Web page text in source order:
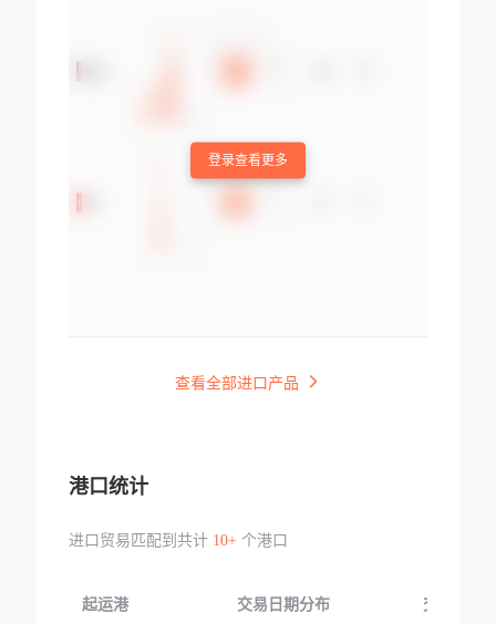
登录查看更多
查看全部进口产品
港口统计
进口贸易匹配到共计 10+个港口
起运港 交易日期分布 交易产品